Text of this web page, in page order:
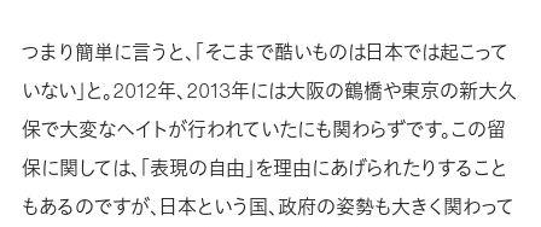
つまり簡単に言うと、「そこまで酷いものは日本では起こって
いない」と。2012年、2013年には大阪の鶴橋や東京の新大久
保で大変なヘイトが行われていたにも関わらずです。この留
保に関しては、「表現の自由」を理由にあげられたりすること
もあるのですが、日本という国、政府の姿勢も大きく関わって